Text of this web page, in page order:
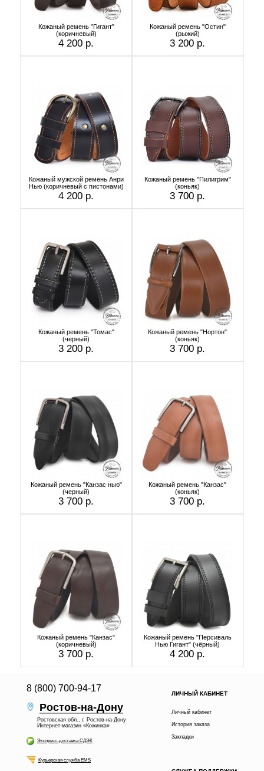
Кожаный ремень "Гигант"
(коричневый)
4 200 р.
Кожаный ремень "Остин"
(рыжий)
3 200 р.
Кожаный мужской ремень Анри
Нью (коричневый с пистонами)
4 200 р.
Кожаный ремень "Пилигрим"
(коньяк)
3 700 р.
Кожаный ремень "Томас"
(черный)
3 200 р.
Кожаный ремень "Нортон"
(коньяк)
3 700 р.
Кожаный ремень "Канзас нью"
(черный)
3 700 р.
Кожаный ремень "Канзас"
(коньяк)
3 700 р.
Кожаный ремень "Канзас"
(коричневый)
3 700 р.
Кожаный ремень "Персиваль
Нью Гигант" (чёрный)
4 200 р.
8 (800) 700-94-17
Ростов-на-Дону
Ростовская обл., г. Ростов-на-Дону
Интернет-магазин «Кожинка»
Экспресс-доставка СДЭК
Курьерская служба EMS
ЛИЧНЫЙ КАБИНЕТ
Личный кабинет
История заказа
Закладки